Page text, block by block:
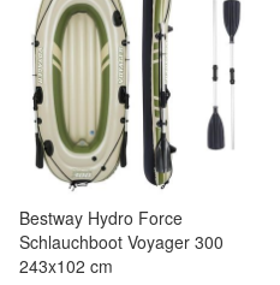
Bestway Hydro Force
Schlauchboot Voyager 300
243x102 cm